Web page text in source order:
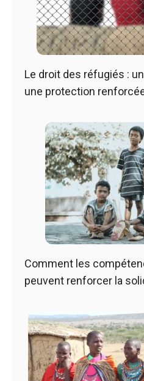
Le droit des réfugiés :
une protection
Comment les
peuvent renforcer la